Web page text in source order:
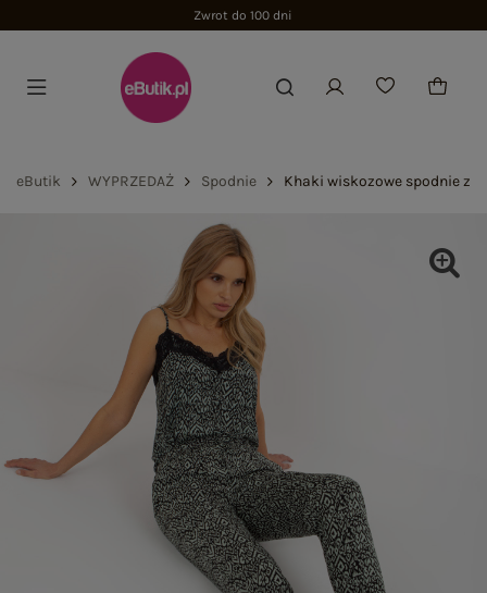
Zwrot do 100 dni
eButik WYPRZEDAŻ Spodnie Khaki wiskozowe spodnie z